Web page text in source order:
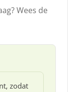
Wees de
zodat